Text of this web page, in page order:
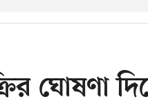
ঘোষণা